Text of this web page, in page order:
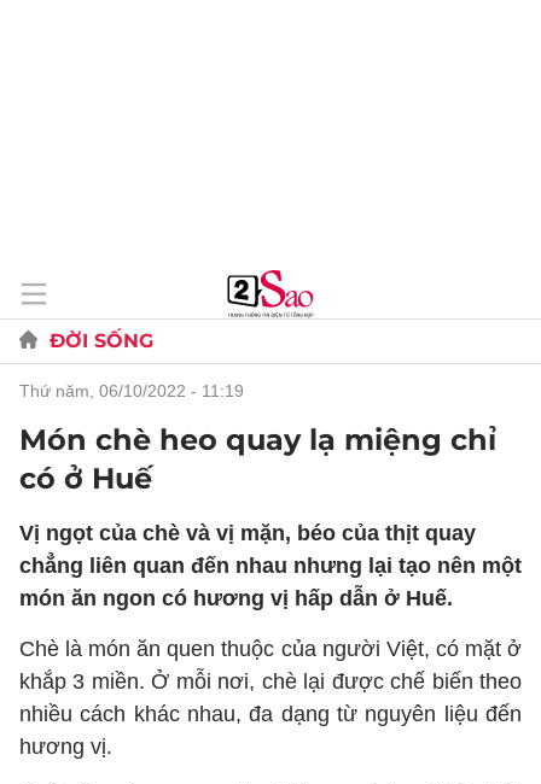
ĐỜI SỐNG
thứ năm, 06/10/2022 - 11:19
Món chè heo quay lạ miệng chỉ
có ở Huế
Vị ngọt của chè và vị mặn, béo của thịt quay
chẳng liên quan đến nhau nhưng lại tạo nên một
món ăn ngon có hương vị hấp dẫn ở Huế.
Chè là món ăn quen thuộc của người Việt, có mặt ở
khắp 3 miền. Ở mỗi nơi, chè lại được chế biến theo
nhiều cách khác nhau, đa dạng từ nguyên liệu đến
hương vị.